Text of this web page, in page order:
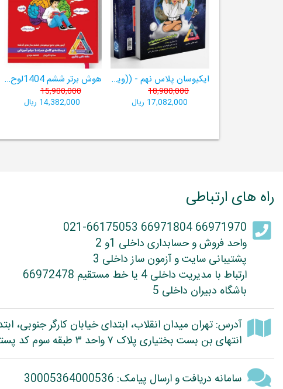
ایکیوسان پلاس نهم - ((ویژۀ مدارس نمونه دولتی، تیزهوشان و سمپاد+ فیلم‌های آموزشی+سامانۀ آزمون‌ساز رایگان))
18,980,000
17,082,000 ریال
هوش برتر ششم 1404لوح برتر- ((ویژۀ آزمون تیزهوشان پایۀ ششم+ فیلم آموزشی + سامانۀ آزمون‌ساز رایگان))
15,980,000
14,382,000 ریال
راه های ارتباطی
66971970 66971804 021-66175053
واحد فروش و حسابداری داخلی 1و 2
پشتیبانی سایت و آزمون ساز داخلی 3
ارتباط با مدیریت داخلی 4 یا خط مستقیم 66972478
باشگاه دبیران داخلی 5
آدرس: تهران میدان انقلاب، ابتدای خیابان کارگر جنوبی،
انتهای بن بست بختیاری پلاک ۷ واحد ۳ طبقه سوم کد پستی: 1314614363
سامانه دریافت و ارسال پیامک: 30005364000536